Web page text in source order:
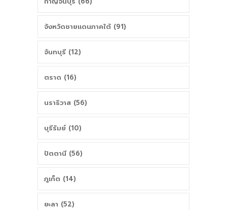
จังหวัดชายแดนภาคใต้ (91)
จันทบุรี (12)
ตราด (16)
นราธิวาส (56)
บุรีรัมย์ (10)
ปัตตานี (56)
ภูเก็ต (14)
ยะลา (52)